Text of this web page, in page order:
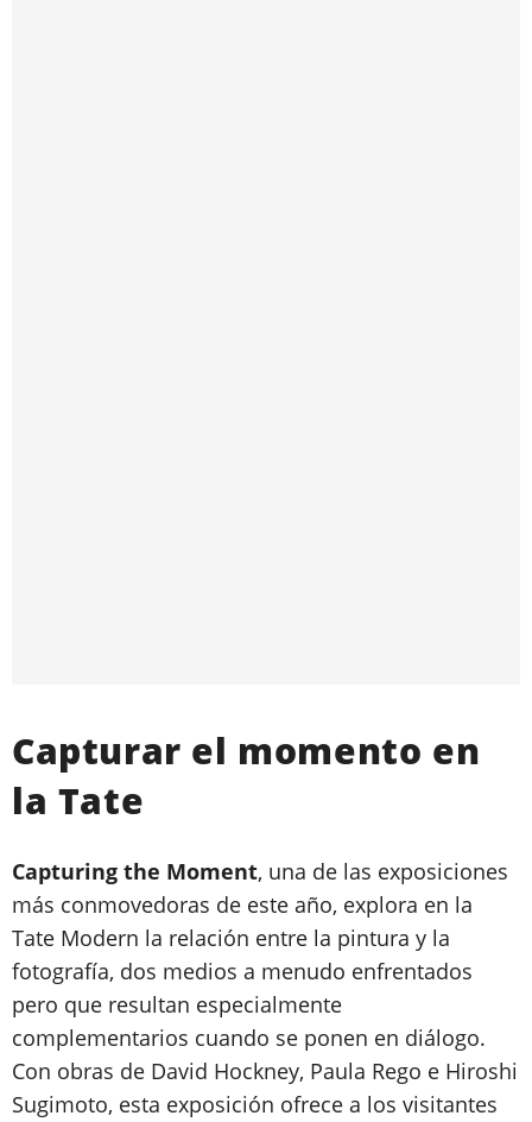
Capturar el momento en
la Tate
Capturing the Moment, una de las exposiciones
más conmovedoras de este año, explora en la
Tate Modern la relación entre la pintura y la
fotografía, dos medios a menudo enfrentados
pero que resultan especialmente
complementarios cuando se ponen en diálogo.
Con obras de David Hockney, Paula Rego e Hiroshi
Sugimoto, esta exposición ofrece a los visitantes